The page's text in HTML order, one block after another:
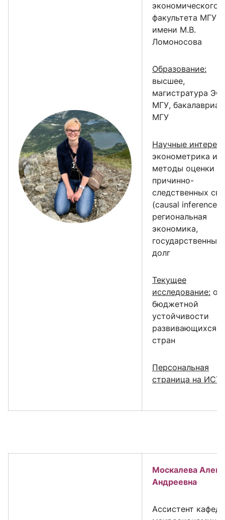
экономического
факультета МГУ
имени М.В.
Ломоносова
Образование:
высшее,
магистратура ЭФ
МГУ,
МГУ
Научные
эконометрика и
методы оценки
причинно-
следственных
(causal inference),
региональная
экономика,
государственный
долг
Текущее
исследование: оц
бюджетной
устойчивости
развивающихся
стран
Персональная
страница на
Москалева
Андреевна
Ассистент